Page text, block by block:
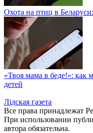
Охота на птиц в
«Твоя мама в беде!»: как
детей
Лiдская газета
Все права принадлежат
При использовании
автора обязательна.